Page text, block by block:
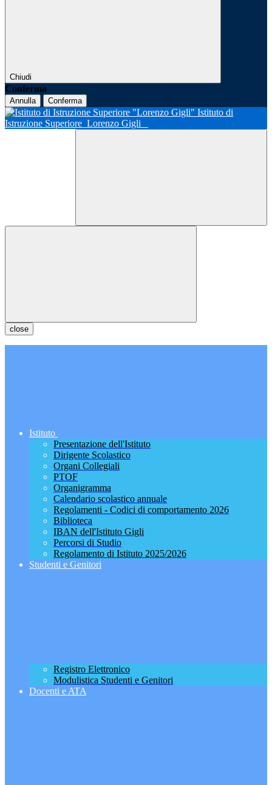
Chiudi
Conferma
Annulla Conferma
Istituto di
Istruzione Superiore Lorenzo Gigli
close
Istituto
Presentazione dell'Istituto
Dirigente Scolastico
Organi Collegiali
PTOF
Organigramma
Calendario scolastico annuale
Regolamenti - Codici di comportamento 2026
Biblioteca
IBAN dell'Istituto Gigli
Percorsi di Studio
Regolamento di Istituto 2025/2026
Studenti e Genitori
Registro Elettronico
Modulistica Studenti e Genitori
Docenti e ATA